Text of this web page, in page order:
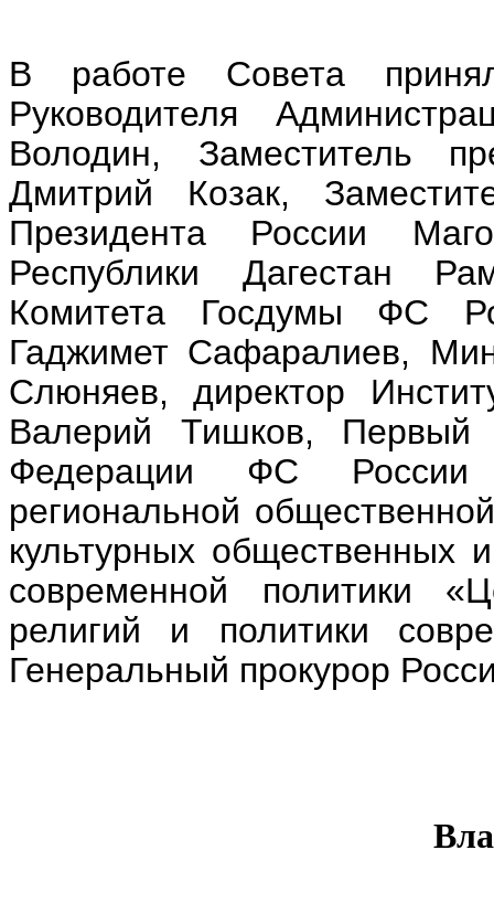
В работе Совета
Руководителя
Володин, Заместитель
Дмитрий Козак,
Президента России
Республики Дагестан
Комитета Госдумы ФС
Гаджимет Сафаралиев,
Слюняев, директор
Валерий Тишков, Первый
Федерации ФС России
региональной
культурных общественных
современной политики
религий и политики
Генеральный прокурор